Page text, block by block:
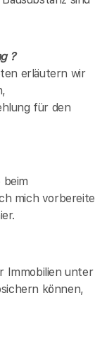
?
erläutern wir
für den
mich vorbereite
Immobilien unter
können,